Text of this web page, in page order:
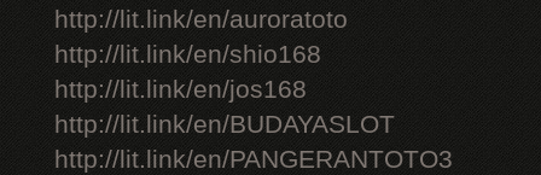
http://lit.link/en/auroratoto
http://lit.link/en/shio168
http://lit.link/en/jos168
http://lit.link/en/BUDAYASLOT
http://lit.link/en/PANGERANTOTO3